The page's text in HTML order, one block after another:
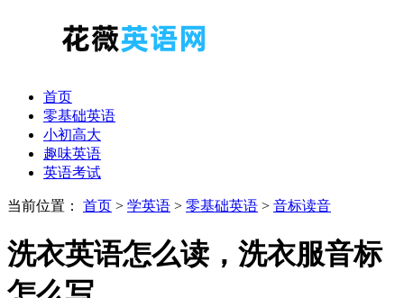
首页
零基础英语
小初高大
趣味英语
英语考试
当前位置： 首页 > 学英语 > 零基础英语 > 音标读音
洗衣英语怎么读，洗衣服音标